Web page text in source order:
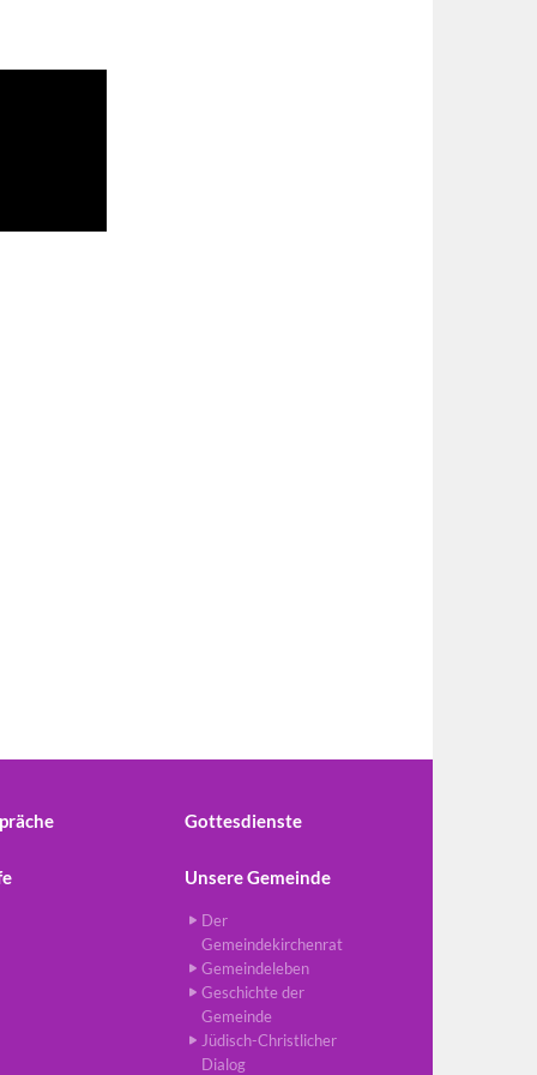
Gottesdienste
Unsere Gemeinde
Der
Gemeindekirchenrat
Gemeindeleben
Geschichte der
Gemeinde
Jüdisch-Christlicher
Dialog